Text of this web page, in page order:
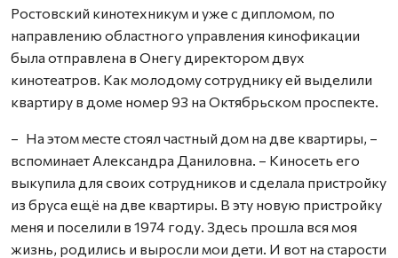
Ростовский кинотехникум и уже с дипломом, по
направлению областного управления кинофикации
была отправлена в Онегу директором двух
кинотеатров. Как молодому сотруднику ей выделили
квартиру в доме номер 93 на Октябрьском проспекте.
– На этом месте стоял частный дом на две квартиры, –
вспоминает Александра Даниловна. – Киносеть его
выкупила для своих сотрудников и сделала пристройку
из бруса ещё на две квартиры. В эту новую пристройку
меня и поселили в 1974 году. Здесь прошла вся моя
жизнь, родились и выросли мои дети. И вот на старости